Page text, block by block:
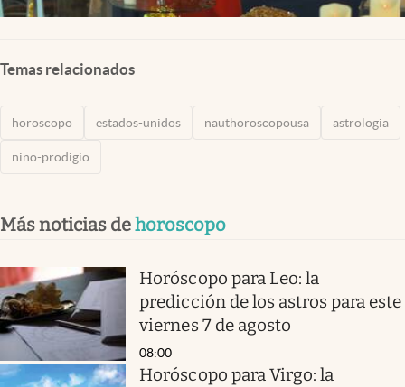
Temas relacionados
horoscopo estados-unidos nauthoroscopousa astrologia
nino-prodigio
Más noticias dehoroscopo
Horóscopo para Leo: la
predicción de los astros para este
viernes 7 de agosto
08:00
Horóscopo para Virgo: la